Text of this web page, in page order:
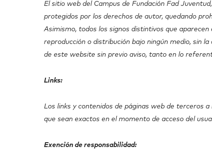
El sitio web del Campus de Fundación Fad
protegidos por los derechos de autor, quedando
Asimismo, todos los signos distintivos que
reproducción o distribución bajo ningún medio, sin
de este website sin previo aviso, tanto en lo
Links:
Los links y contenidos de páginas web de terceros
que sean exactos en el momento de acceso del
Exención de responsabilidad: